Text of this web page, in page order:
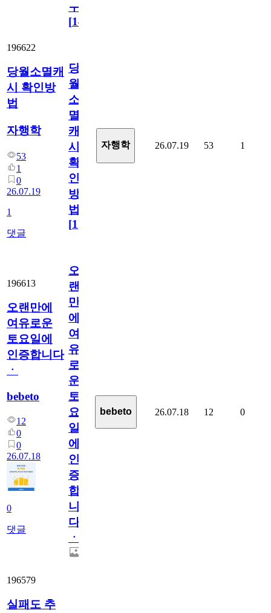
ㅜ
[14
196622
당월소멸캐
시 확인방
법
자행학
53
1
0
26.07.19
1
댓글
당
월
소
멸
캐
시
확
인
방
법
[1]
자행학 26.07.19 53 1
196613
오랜만에
여유로운
토요일에
인증합니다
ㆍ
bebeto
12
0
0
26.07.18
0
댓글
오
랜
만
에
여
유
로
운
토
요
일
에
인
증
합
니
다
ㆍ
bebeto 26.07.18 12 0
196579
실패도 추